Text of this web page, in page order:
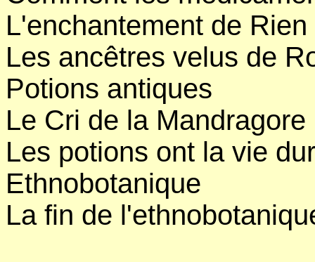
L'enchantement de Rien
Les ancêtres velus de
Potions antiques
Le Cri de la Mandragore
Les potions ont la vie
Ethnobotanique
La fin de